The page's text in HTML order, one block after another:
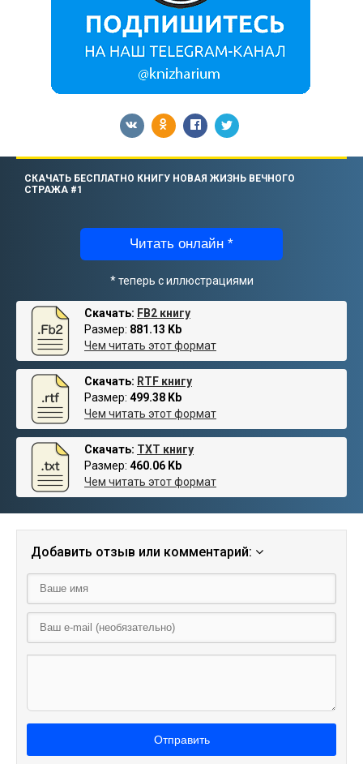
СКАЧАТЬ БЕСПЛАТНО КНИГУ НОВАЯ ЖИЗНЬ ВЕЧНОГО
СТРАЖА #1
Читать онлайн *
* теперь с иллюстрациями
Скачать: FB2 книгу
Размер: 881.13 Kb
Чем читать этот формат
Скачать: RTF книгу
Размер: 499.38 Kb
Чем читать этот формат
Скачать: TXT книгу
Размер: 460.06 Kb
Чем читать этот формат
Добавить отзыв или комментарий:
Отправить